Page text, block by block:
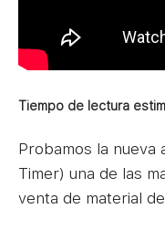
Tiempo de lectura
Probamos la nueva
Timer) una de las
venta de material